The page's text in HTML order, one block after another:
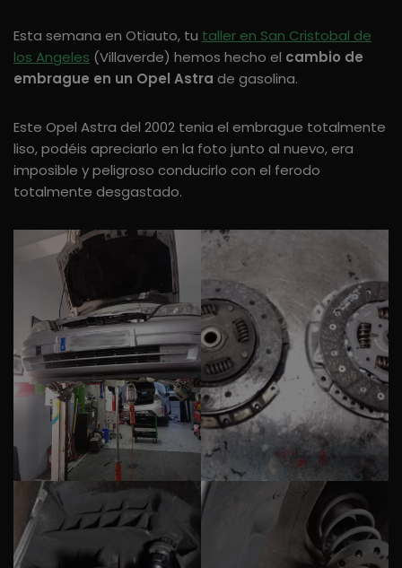
Esta semana en Otiauto, tu taller en San Cristobal de
los Angeles (Villaverde) hemos hecho el cambio de
embrague en un Opel Astra de gasolina.
Este Opel Astra del 2002 tenia el embrague totalmente
liso, podéis apreciarlo en la foto junto al nuevo, era
imposible y peligroso conducirlo con el ferodo
totalmente desgastado.